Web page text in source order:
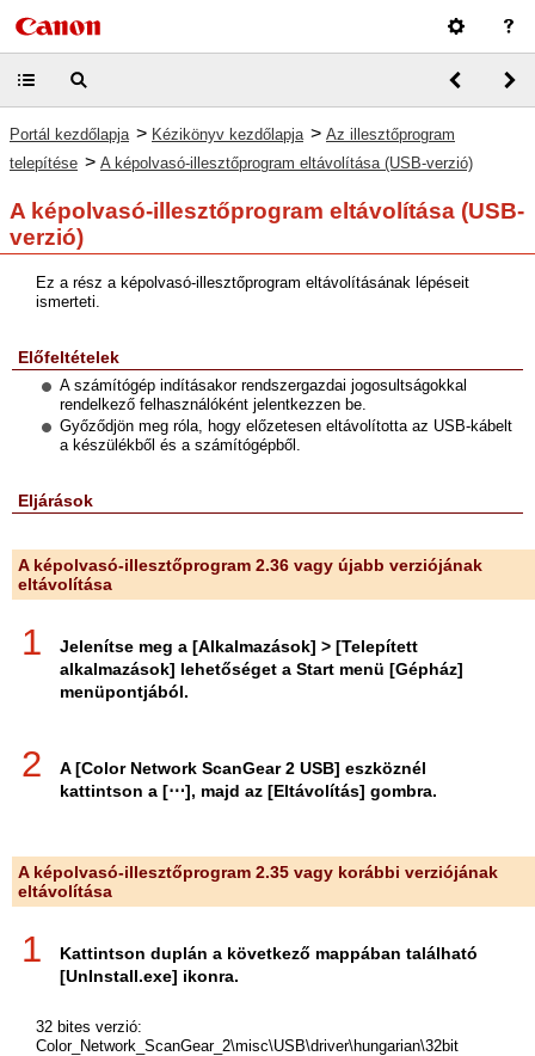
Portál kezdőlapja > Kézikönyv kezdőlapja > Az illesztőprogram
telepítése > A képolvasó-illesztőprogram eltávolítása (USB-verzió)
A képolvasó-illesztőprogram eltávolítása (USB-
verzió)
Ez a rész a képolvasó-illesztőprogram eltávolításának lépéseit
ismerteti.
Előfeltételek
A számítógép indításakor rendszergazdai jogosultságokkal
rendelkező felhasználóként jelentkezzen be.
Győződjön meg róla, hogy előzetesen eltávolította az USB-kábelt
a készülékből és a számítógépből.
Eljárások
A képolvasó-illesztőprogram 2.36 vagy újabb verziójának
eltávolítása
1
Jelenítse meg a [Alkalmazások] > [Telepített
alkalmazások] lehetőséget a Start menü [Gépház]
menüpontjából.
2
A [Color Network ScanGear 2 USB] eszköznél
kattintson a [⋯], majd az [Eltávolítás] gombra.
A képolvasó-illesztőprogram 2.35 vagy korábbi verziójának
eltávolítása
1
Kattintson duplán a következő mappában található
[UnInstall.exe] ikonra.
32 bites verzió:
Color_Network_ScanGear_2\misc\USB\driver\hungarian\32bit